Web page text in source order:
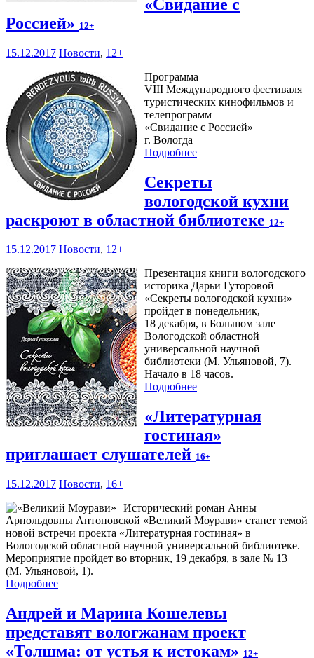
«Свидание с
Россией» 12+
15.12.2017 Новости, 12+
Программа
VIII Международного фестиваля
туристических кинофильмов и
телепрограмм
«Свидание с Россией»
г. Вологда
Подробнее
Секреты
вологодской кухни
раскроют в областной библиотеке 12+
15.12.2017 Новости, 12+
Презентация книги вологодского
историка Дарьи Гуторовой
«Секреты вологодской кухни»
пройдет в понедельник,
18 декабря, в Большом зале
Вологодской областной
универсальной научной
библиотеки (М. Ульяновой, 7).
Начало в 18 часов.
Подробнее
«Литературная
гостиная»
приглашает слушателей 16+
15.12.2017 Новости, 16+
Исторический роман Анны
Арнольдовны Антоновской «Великий Моурави» станет темой
новой встречи проекта «Литературная гостиная» в
Вологодской областной научной универсальной библиотеке.
Мероприятие пройдет во вторник, 19 декабря, в зале № 13
(М. Ульяновой, 1).
Подробнее
Андрей и Марина Кошелевы
представят вологжанам проект
«Толшма: от устья к истокам» 12+